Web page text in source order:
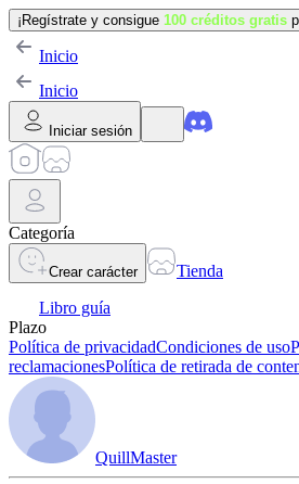
¡Regístrate y consigue 100 créditos gratis
Inicio
Inicio
Iniciar sesión
Categoría
Crear carácter
Tienda
Libro guía
Plazo
Política de privacidadCondiciones de uso
reclamacionesPolítica de retirada de
QuillMaster